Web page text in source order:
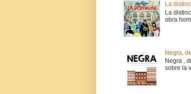
La
La
obra
Negra,
Negra ,
sobre la